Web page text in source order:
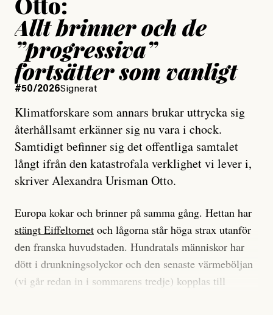
Allt brinner och de
”progressiva”
fortsätter som vanligt
#50/2026Signerat
Klimatforskare som annars brukar uttrycka sig
återhållsamt erkänner sig nu vara i chock.
Samtidigt befinner sig det offentliga samtalet
långt ifrån den katastrofala verklighet vi lever i,
skriver Alexandra Urisman Otto.
Europa kokar och brinner på samma gång. Hettan har
stängt Eiffeltornet och lågorna står höga strax utanför
den franska huvudstaden. Hundratals människor har
dött i drunkningsolyckor och den senaste värmeböljan
(vi går redan in i sommarens tredje) kopplas till